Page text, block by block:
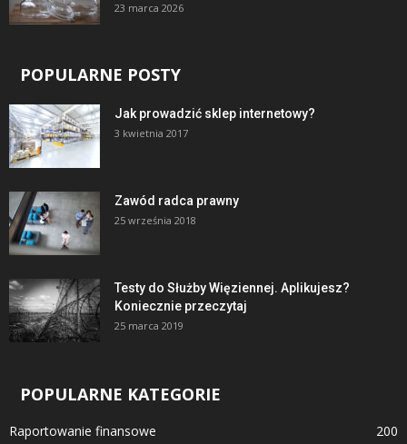
23 marca 2026
POPULARNE POSTY
Jak prowadzić sklep internetowy?
3 kwietnia 2017
Zawód radca prawny
25 września 2018
Testy do Służby Więziennej. Aplikujesz?
Koniecznie przeczytaj
25 marca 2019
POPULARNE KATEGORIE
Raportowanie finansowe
200